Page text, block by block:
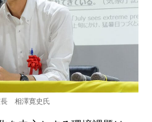
相澤寛史氏